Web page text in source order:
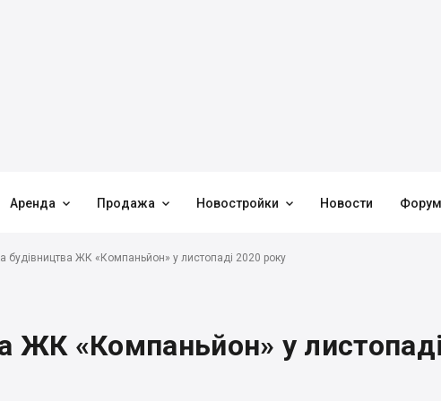
Аренда  Продажа  Новостройки  Новости Форум
будівництва ЖК «Компаньйон» у листопаді 2020 року
ЖК «Компаньйон» у листопаді